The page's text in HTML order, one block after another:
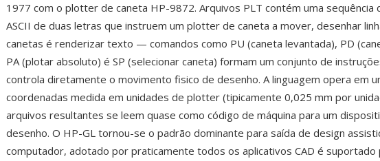
1977 com o plotter de caneta HP-9872. Arquivos PLT contém uma sequência
ASCII de duas letras que instruem um plotter de caneta a mover, desenhar
canetas é renderizar texto — comandos como PU (caneta levantada), PD
PA (plotar absoluto) é SP (selecionar caneta) formam um conjunto de
controla diretamente o movimento fisico de desenho. A linguagem opera em
coordenadas medida em unidades de plotter (tipicamente 0,025 mm por
arquivos resultantes se leem quase como código de máquina para um
desenho. O HP-GL tornou-se o padrão dominante para saída de design
computador, adotado por praticamente todos os aplicativos CAD é